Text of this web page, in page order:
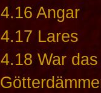
4.16 Angar
4.17 Lares
4.18 War